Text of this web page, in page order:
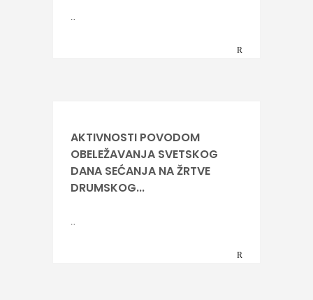
AKTIVNOSTI POVODOM
OBELEŽAVANJA SVETSKOG
DANA SEĆANJA NA ŽRTVE
DRUMSKOG...